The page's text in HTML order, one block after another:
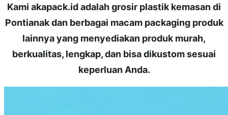
Kami akapack.id adalah grosir plastik kemasan di
Pontianak dan berbagai macam packaging produk
lainnya yang menyediakan produk murah,
berkualitas, lengkap, dan bisa dikustom sesuai
keperluan Anda.